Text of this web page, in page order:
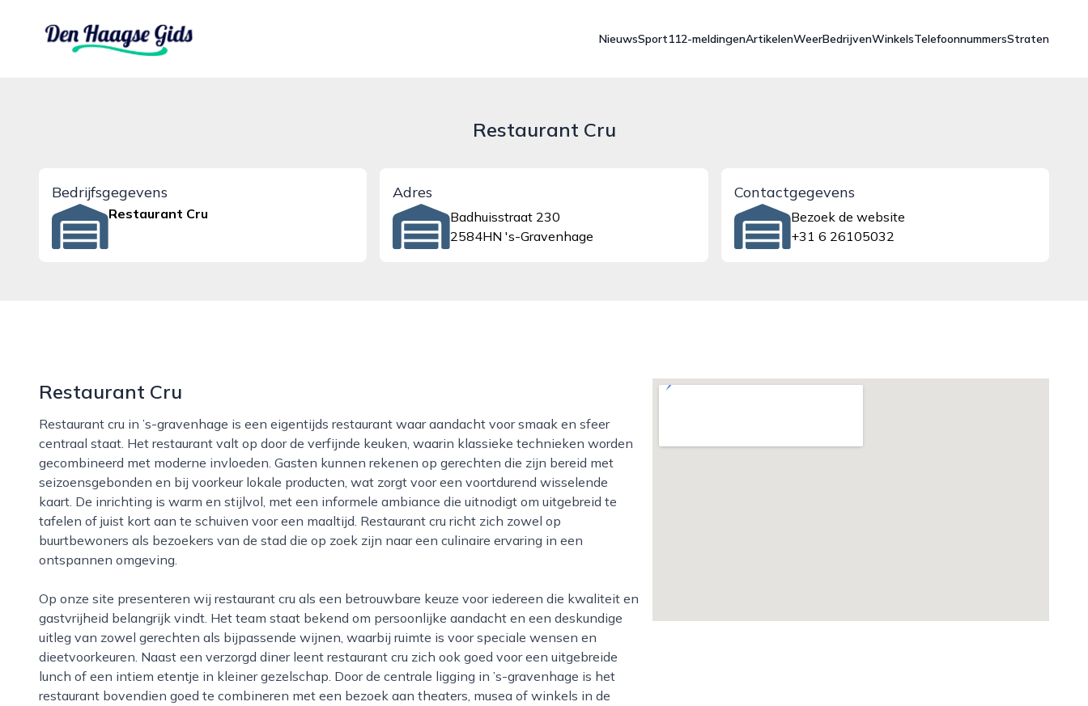
denhaagsegids.nl
NieuwsSport112-meldingenArtikelenWeerBedrijvenWinkelsTelefoonnummersStraten
Restaurant Cru
Bedrijfsgegevens
Restaurant Cru
Adres
Badhuisstraat 230
2584HN 's-Gravenhage
Contactgegevens
Bezoek de website
+31 6 26105032
Restaurant Cru
Restaurant cru in ’s-gravenhage is een eigentijds restaurant waar aandacht voor smaak en sfeer
centraal staat. Het restaurant valt op door de verfijnde keuken, waarin klassieke technieken worden
gecombineerd met moderne invloeden. Gasten kunnen rekenen op gerechten die zijn bereid met
seizoensgebonden en bij voorkeur lokale producten, wat zorgt voor een voortdurend wisselende
kaart. De inrichting is warm en stijlvol, met een informele ambiance die uitnodigt om uitgebreid te
tafelen of juist kort aan te schuiven voor een maaltijd. Restaurant cru richt zich zowel op
buurtbewoners als bezoekers van de stad die op zoek zijn naar een culinaire ervaring in een
ontspannen omgeving.
Op onze site presenteren wij restaurant cru als een betrouwbare keuze voor iedereen die kwaliteit en
gastvrijheid belangrijk vindt. Het team staat bekend om persoonlijke aandacht en een deskundige
uitleg van zowel gerechten als bijpassende wijnen, waarbij ruimte is voor speciale wensen en
dieetvoorkeuren. Naast een verzorgd diner leent restaurant cru zich ook goed voor een uitgebreide
lunch of een intiem etentje in kleiner gezelschap. Door de centrale ligging in ’s-gravenhage is het
restaurant bovendien goed te combineren met een bezoek aan theaters, musea of winkels in de